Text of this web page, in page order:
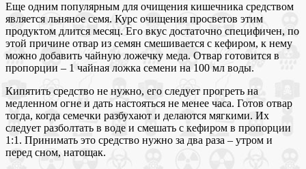
Еще одним популярным для очищения кишечника средством
является льняное семя. Курс очищения просветов этим
продуктом длится месяц. Его вкус достаточно специфичен, по
этой причине отвар из семян смешивается с кефиром, к нему
можно добавить чайную ложечку меда. Отвар готовится в
пропорции – 1 чайная ложка семени на 100 мл воды.
Кипятить средство не нужно, его следует прогреть на
медленном огне и дать настояться не менее часа. Готов отвар
тогда, когда семечки разбухают и делаются мягкими. Их
следует разболтать в воде и смешать с кефиром в пропорции
1:1. Принимать это средство нужно за два раза – утром и
перед сном, натощак.